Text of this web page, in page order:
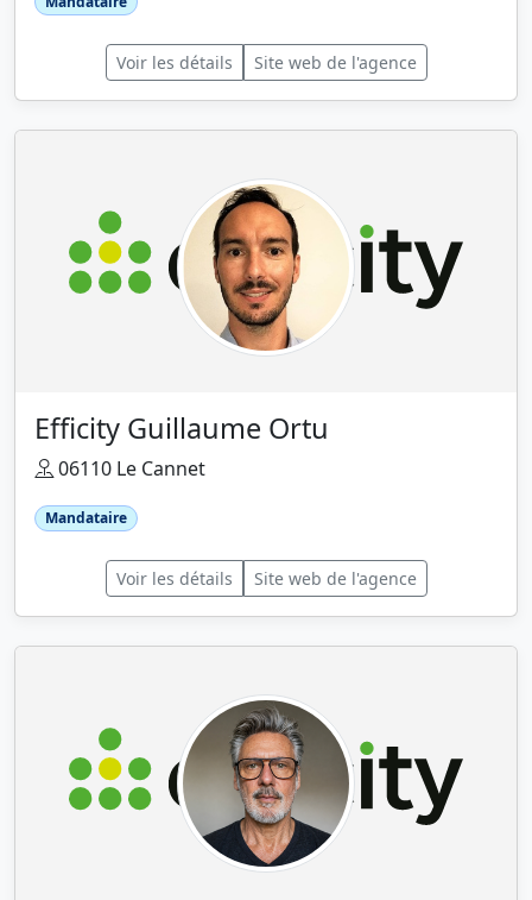
Voir les détails Site web de l'agence
Efficity Guillaume Ortu
06110 Le Cannet
Mandataire
Voir les détails Site web de l'agence